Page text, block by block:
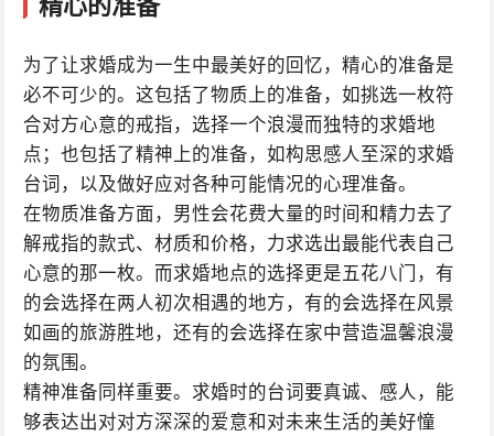
精心的准备
为了让求婚成为一生中最美好的回忆，精心的准备是
必不可少的。这包括了物质上的准备，如挑选一枚符
合对方心意的戒指，选择一个浪漫而独特的求婚地
点；也包括了精神上的准备，如构思感人至深的求婚
台词，以及做好应对各种可能情况的心理准备。
在物质准备方面，男性会花费大量的时间和精力去了
解戒指的款式、材质和价格，力求选出最能代表自己
心意的那一枚。而求婚地点的选择更是五花八门，有
的会选择在两人初次相遇的地方，有的会选择在风景
如画的旅游胜地，还有的会选择在家中营造温馨浪漫
的氛围。
精神准备同样重要。求婚时的台词要真诚、感人，能
够表达出对对方深深的爱意和对未来生活的美好憧